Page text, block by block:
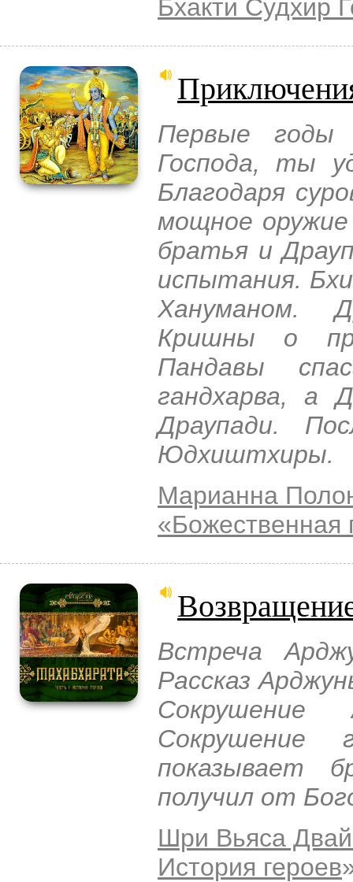
Бхакти Судхир
Первые годы
Господа, ты
Благодаря
мощное
братья и
испытания.
Хануманом.
Кришны о
Пандавы
гандхарва, а
Драупади.
Юдхиштхиры.
Марианна
«Божественная
Встреча
Рассказ
Сокрушение
Сокрушение
показывает
получил от
Шри Вьяса
История героев